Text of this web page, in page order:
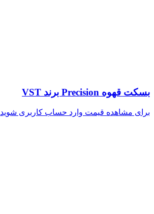
بسکت قهوه Precision برند VST
برای مشاهده قیمت وارد حساب کاربری شوید